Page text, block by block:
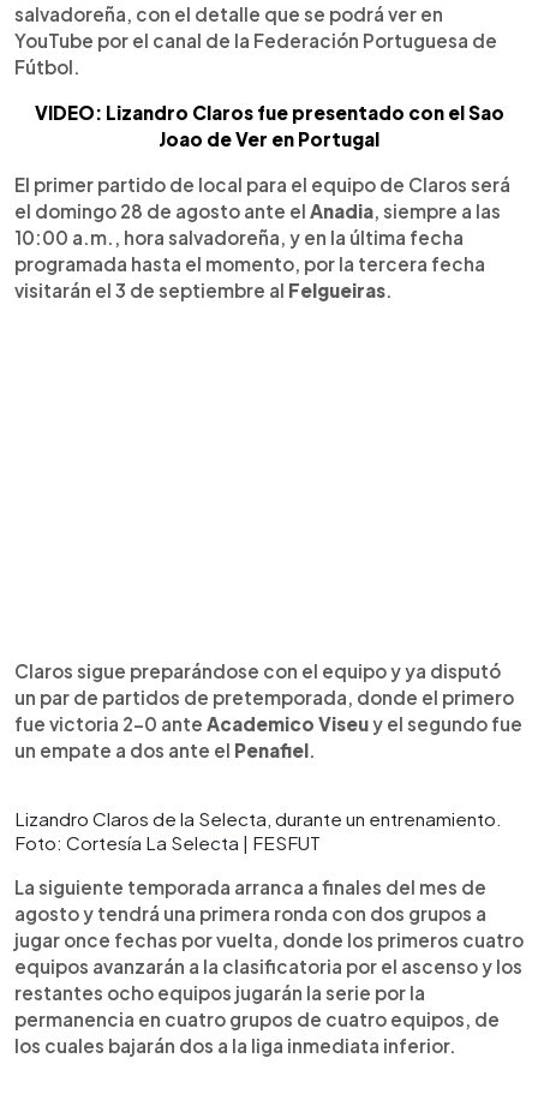
salvadoreña, con el detalle que se podrá ver en
YouTube por el canal de la Federación Portuguesa de
Fútbol.
VIDEO: Lizandro Claros fue presentado con el Sao
Joao de Ver en Portugal
El primer partido de local para el equipo de Claros será
el domingo 28 de agosto ante el Anadia, siempre a las
10:00 a.m., hora salvadoreña, y en la última fecha
programada hasta el momento, por la tercera fecha
visitarán el 3 de septiembre al Felgueiras.
Claros sigue preparándose con el equipo y ya disputó
un par de partidos de pretemporada, donde el primero
fue victoria 2-0 ante Academico Viseuy el segundo fue
un empate a dos ante el Penafiel.
Lizandro Claros de la Selecta, durante un entrenamiento.
Foto: Cortesía La Selecta | FESFUT
La siguiente temporada arranca a finales del mes de
agosto y tendrá una primera ronda con dos grupos a
jugar once fechas por vuelta, donde los primeros cuatro
equipos avanzarán a la clasificatoria por el ascenso y los
restantes ocho equipos jugarán la serie por la
permanencia en cuatro grupos de cuatro equipos, de
los cuales bajarán dos a la liga inmediata inferior.